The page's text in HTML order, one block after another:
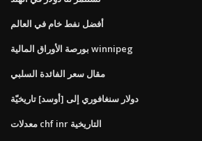
أفضل نفط خام في العالم
بورصة الأوراق المالية winnipeg
مقال سعر الفائدة السلبي
دولار سنغافوري إلى [أوسد] تاريخيّة
معدلات chf inr التاريخية